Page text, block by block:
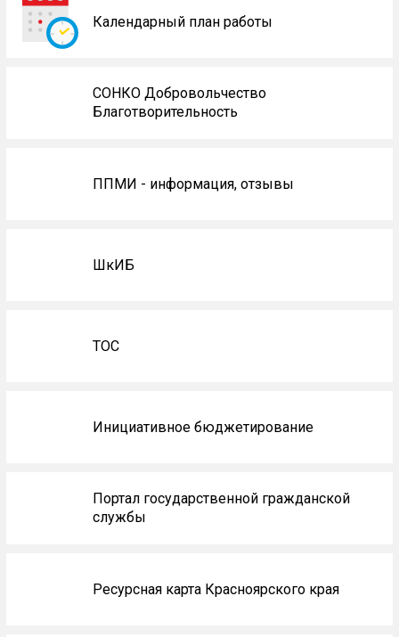
Календарный план работы
СОНКО Добровольчество
Благотворительность
ППМИ - информация, отзывы
ШкИБ
ТОС
Инициативное бюджетирование
Портал государственной гражданской
службы
Ресурсная карта Красноярского края